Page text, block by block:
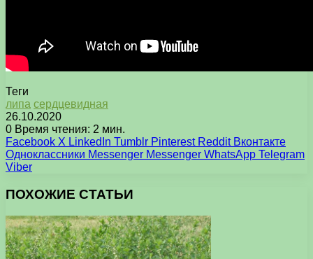
Теги
липа сердцевидная
26.10.2020
0 Время чтения: 2 мин.
Facebook X LinkedIn Tumblr Pinterest Reddit Вконтакте
Одноклассники Messenger Messenger WhatsApp Telegram
Viber
ПОХОЖИЕ СТАТЬИ